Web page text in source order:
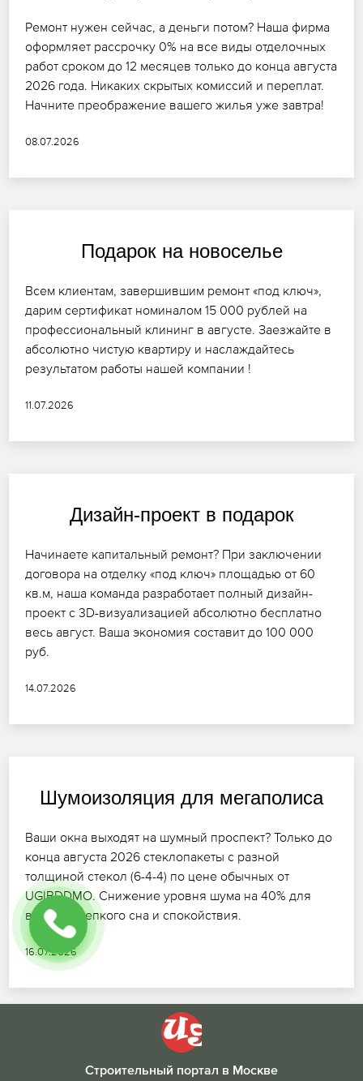
Ремонт нужен сейчас, а деньги потом? Наша фирма
оформляет рассрочку 0% на все виды отделочных
работ сроком до 12 месяцев только до конца августа
2026 года. Никаких скрытых комиссий и переплат.
Начните преображение вашего жилья уже завтра!
08.07.2026
Подарок на новоселье
Всем клиентам, завершившим ремонт «под ключ»,
дарим сертификат номиналом 15 000 рублей на
профессиональный клининг в августе. Заезжайте в
абсолютно чистую квартиру и наслаждайтесь
результатом работы нашей компании !
11.07.2026
Дизайн-проект в подарок
Начинаете капитальный ремонт? При заключении
договора на отделку «под ключ» площадью от 60
кв.м, наша команда разработает полный дизайн-
проект с 3D-визуализацией абсолютно бесплатно
весь август. Ваша экономия составит до 100 000
руб.
14.07.2026
Шумоизоляция для мегаполиса
Ваши окна выходят на шумный проспект? Только до
конца августа 2026 стеклопакеты с разной
толщиной стекол (6-4-4) по цене обычных от
UGIBDDMO. Снижение уровня шума на 40% для
вашего крепкого сна и спокойствия.
16.07.2026
Строительный портал в Москве